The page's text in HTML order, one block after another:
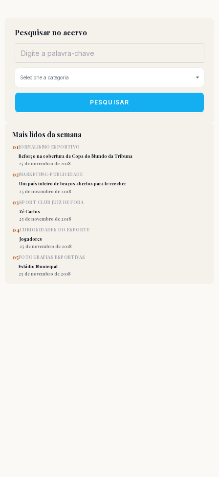
Pesquisar no acervo
PESQUISAR
Mais lidos da semana
01JORNALISMO ESPORTIVO
Reforço na cobertura da Copa do Mundo da Tribuna
25 de novembro de 2018
02 MARKETING-PUBLICIDADE
Um país inteiro de braços abertos para te receber
25 de novembro de 2018
03SPORT CLUB JUIZ DE FORA
Zé Carlos
25 de novembro de 2018
04CURIOSIDADES DO ESPORTE
Jogadores
25 de novembro de 2018
05FOTOGRAFIAS ESPORTIVAS
Estádio Municipal
25 de novembro de 2018